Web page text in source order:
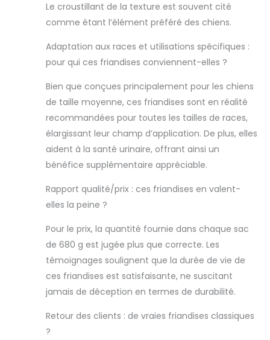
à Buffalo, New
York, États-Unis
L'emballage peut
varier
Le croustillant de la texture est souvent cité
comme étant l’élément préféré des chiens.
Adaptation aux races et utilisations spécifiques :
pour qui ces friandises conviennent-elles ?
Bien que conçues principalement pour les chiens
de taille moyenne, ces friandises sont en réalité
recommandées pour toutes les tailles de races,
élargissant leur champ d’application. De plus, elles
aident à la santé urinaire, offrant ainsi un
bénéfice supplémentaire appréciable.
Rapport qualité/prix : ces friandises en valent-
elles la peine ?
Pour le prix, la quantité fournie dans chaque sac
de 680 g est jugée plus que correcte. Les
témoignages soulignent que la durée de vie de
ces friandises est satisfaisante, ne suscitant
jamais de déception en termes de durabilité.
Retour des clients : de vraies friandises classiques
?